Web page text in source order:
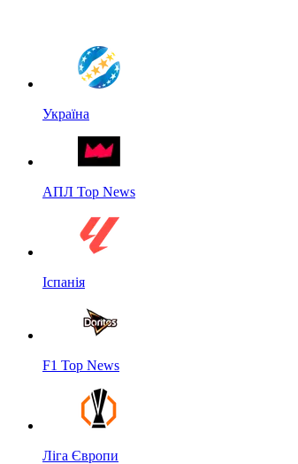
Україна
АПЛ Top News
Іспанія
F1 Top News
Ліга Європи